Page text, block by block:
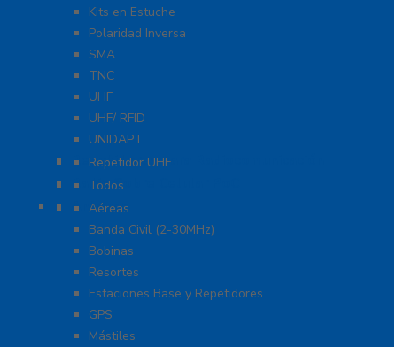
Kits en Estuche
Polaridad Inversa
SMA
TNC
UHF
UHF/ RFID
UNIDAPT
Repetidores para Radiocomunicación
Repetidor UHF
Radio Sobre Celular PoC
Todos
Antenas
Aéreas
Banda Civil (2-30MHz)
Bobinas
Resortes
Estaciones Base y Repetidores
GPS
Mástiles